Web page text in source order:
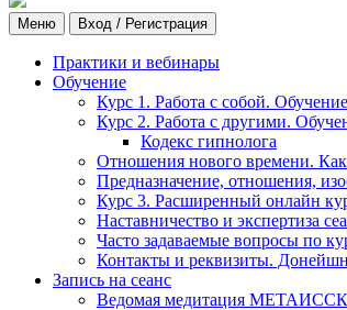
Меню Вход / Регистрация
Практики и вебинары
Обучение
Курс 1. Работа с собой.
Курс 2. Работа с другими.
Кодекс гипнолога
Отношения нового времени.
Предназначение, отношения,
Курс 3. Расширенный онлайн
Наставничество и экспертиза
Часто задаваемые вопросы по
Контакты и реквизиты.
Запись на сеанс
Ведомая медитация